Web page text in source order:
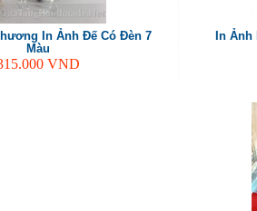
In Ảnh Đế Có Đèn 7
Màu
VND
In